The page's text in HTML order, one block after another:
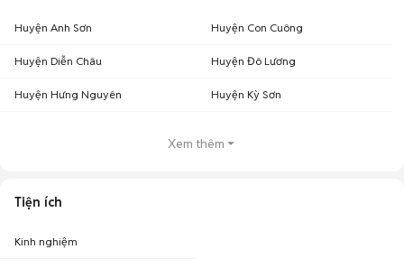
Huyện Anh Sơn Huyện Con Cuông
Huyện Diễn Châu Huyện Đô Lương
Huyện Hưng Nguyên Huyện Kỳ Sơn
Xem thêm
Tiện ích
Kinh nghiệm